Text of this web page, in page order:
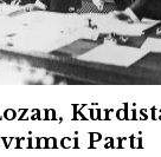
Parti